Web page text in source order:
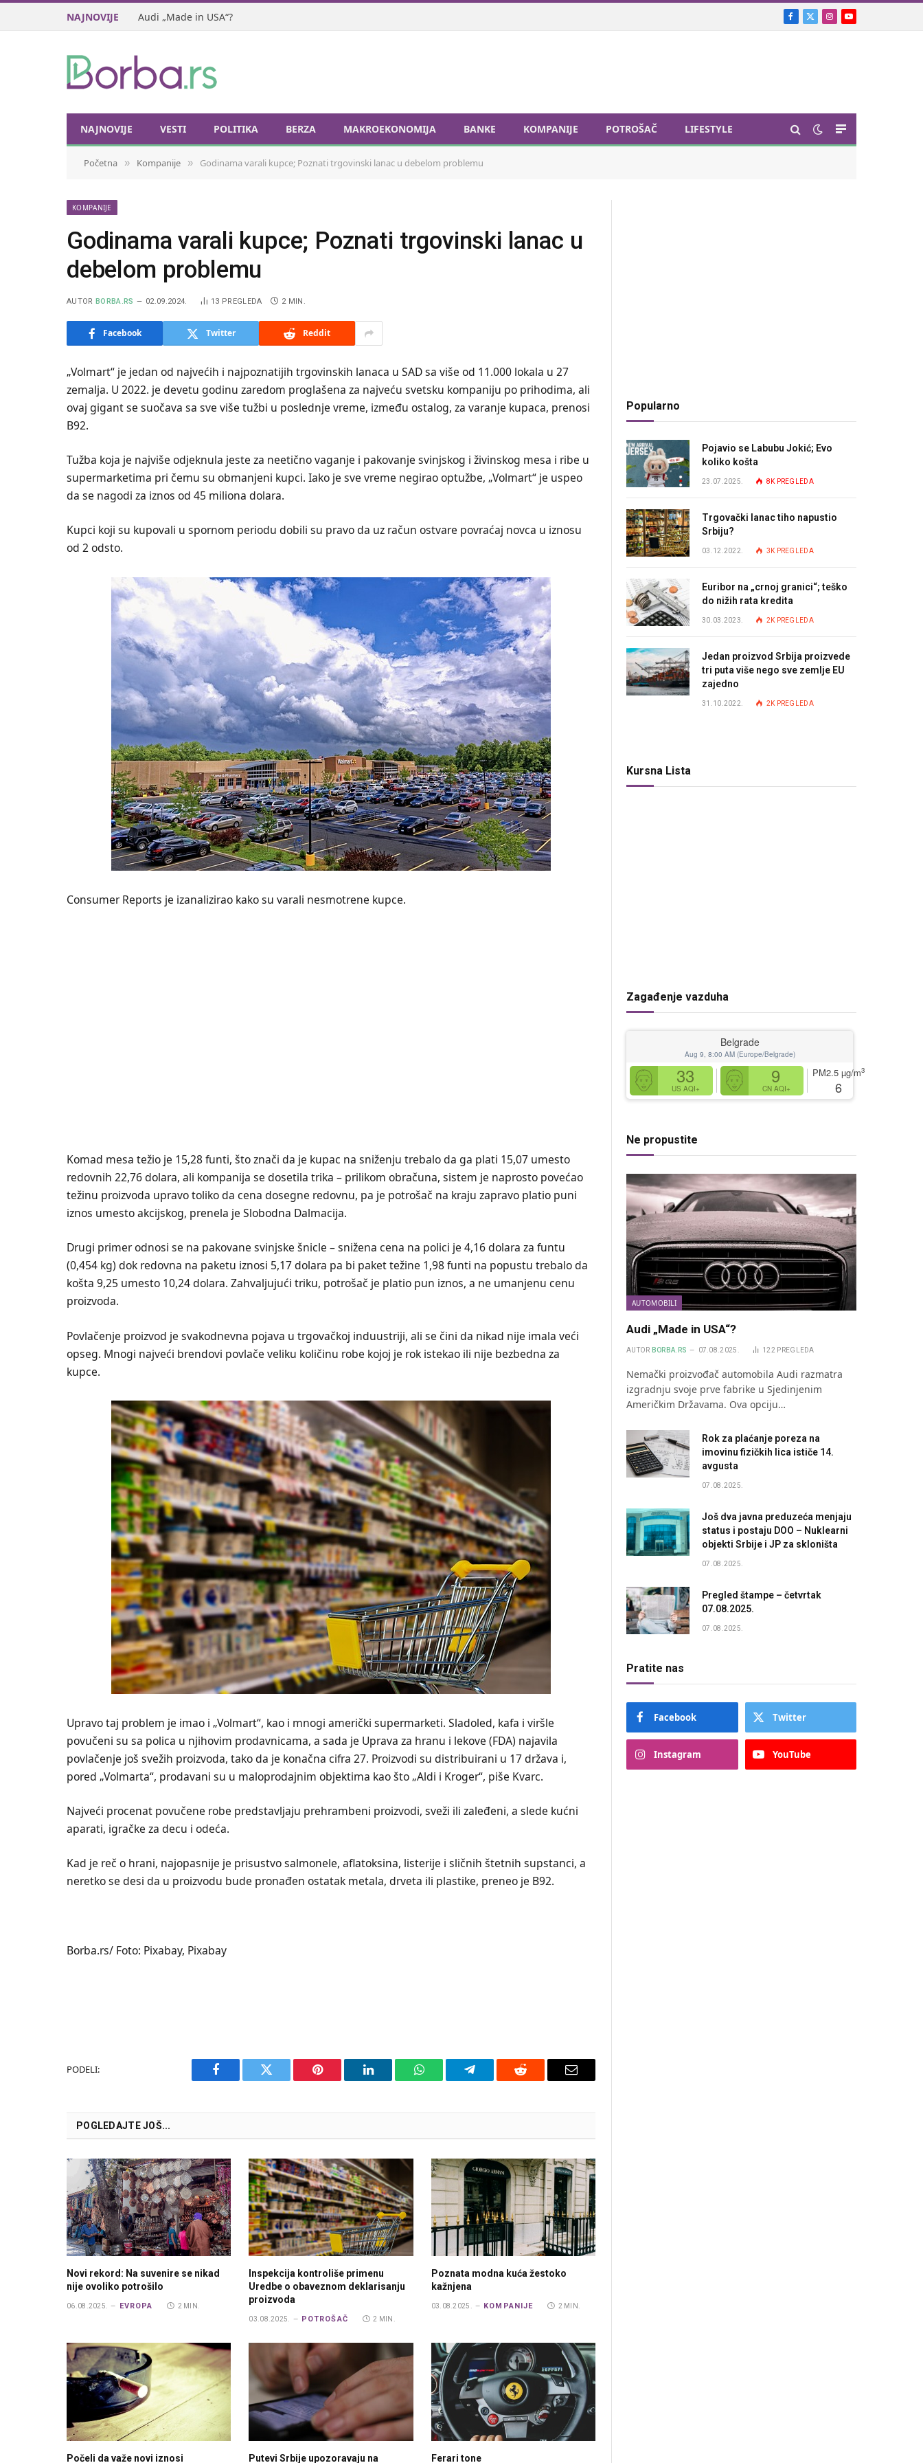
NAJNOVIJE Audi „Made in USA“? Facebook
X
Instagram
YouTube
NAJNOVIJE VESTI POLITIKA BERZA MAKROEKONOMIJA BANKE KOMPANIJE POTROŠAČ LIFESTYLE
Početna » Kompanije » Godinama varali kupce; Poznati trgovinski lanac u debelom problemu
KOMPANIJE
Godinama varali kupce; Poznati trgovinski lanac u
debelom problemu
AUTOR BORBA.RS 02.09.2024. 13 PREGLEDA 2 MIN.
Facebook Twitter Reddit
„Volmart“ je jedan od najvećih i najpoznatijih trgovinskih lanaca u SAD sa više od 11.000 lokala u 27
zemalja. U 2022. je devetu godinu zaredom proglašena za najveću svetsku kompaniju po prihodima, ali
ovaj gigant se suočava sa sve više tužbi u poslednje vreme, između ostalog, za varanje kupaca, prenosi
B92.
Tužba koja je najviše odjeknula jeste za neetično vaganje i pakovanje svinjskog i živinskog mesa i ribe u
supermarketima pri čemu su obmanjeni kupci. Iako je sve vreme negirao optužbe, „Volmart“ je uspeo
da se nagodi za iznos od 45 miliona dolara.
Kupci koji su kupovali u spornom periodu dobili su pravo da uz račun ostvare povraćaj novca u iznosu
od 2 odsto.
Consumer Reports je izanalizirao kako su varali nesmotrene kupce.
Komad mesa težio je 15,28 funti, što znači da je kupac na sniženju trebalo da ga plati 15,07 umesto
redovnih 22,76 dolara, ali kompanija se dosetila trika – prilikom obračuna, sistem je naprosto povećao
težinu proizvoda upravo toliko da cena dosegne redovnu, pa je potrošač na kraju zapravo platio puni
iznos umesto akcijskog, prenela je Slobodna Dalmacija.
Drugi primer odnosi se na pakovane svinjske šnicle – snižena cena na polici je 4,16 dolara za funtu
(0,454 kg) dok redovna na paketu iznosi 5,17 dolara pa bi paket težine 1,98 funti na popustu trebalo da
košta 9,25 umesto 10,24 dolara. Zahvaljujući triku, potrošač je platio pun iznos, a ne umanjenu cenu
proizvoda.
Povlačenje proizvod je svakodnevna pojava u trgovačkoj induustriji, ali se čini da nikad nije imala veći
opseg. Mnogi najveći brendovi povlače veliku količinu robe kojoj je rok istekao ili nije bezbedna za
kupce.
Upravo taj problem je imao i „Volmart“, kao i mnogi američki supermarketi. Sladoled, kafa i viršle
povučeni su sa polica u njihovim prodavnicama, a sada je Uprava za hranu i lekove (FDA) najavila
povlačenje još svežih proizvoda, tako da je konačna cifra 27. Proizvodi su distribuirani u 17 država i,
pored „Volmarta“, prodavani su u maloprodajnim objektima kao što „Aldi i Kroger“, piše Kvarc.
Najveći procenat povučene robe predstavljaju prehrambeni proizvodi, sveži ili zaleđeni, a slede kućni
aparati, igračke za decu i odeća.
Kad je reč o hrani, najopasnije je prisustvo salmonele, aflatoksina, listerije i sličnih štetnih supstanci, a
neretko se desi da u proizvodu bude pronađen ostatak metala, drveta ili plastike, preneo je B92.
Borba.rs/ Foto: Pixabay, Pixabay
PODELI:
Facebook Twitter Pinterest LinkedIn WhatsAppTelegram Reddit Email
POGLEDAJTE JOŠ...
Novi rekord: Na suvenire se nikad
nije ovoliko potrošilo
06.08.2025. EVROPA 2 MIN.
Inspekcija kontroliše primenu
Uredbe o obaveznom deklarisanju
proizvoda
03.08.2025. POTROŠAČ 2 MIN.
Poznata modna kuća žestoko
kažnjena
03.08.2025. KOMPANIJE 2 MIN.
Počeli da važe novi iznosi Putevi Srbije upozoravaju na Ferari tone
Popularno
Pojavio se Labubu Jokić; Evo
koliko košta
23.07.2025. 8K PREGLEDA
Trgovački lanac tiho napustio
Srbiju?
03.12.2022. 3K PREGLEDA
Euribor na „crnoj granici“; teško
do nižih rata kredita
30.03.2023. 2K PREGLEDA
Jedan proizvod Srbija proizvede
tri puta više nego sve zemlje EU
zajedno
31.10.2022. 2K PREGLEDA
Kursna Lista
Zagađenje vazduha
Belgrade
Aug 9, 8:00 AM (Europe/Belgrade)
33
US AQI+
9
CN AQI+
PM2.5 µg/m3
6
Ne propustite
AUTOMOBILI
Audi „Made in USA“?
AUTOR BORBA.RS 07.08.2025. 122 PREGLEDA
Nemački proizvođač automobila Audi razmatra
izgradnju svoje prve fabrike u Sjedinjenim
Američkim Državama. Ova opciju…
Rok za plaćanje poreza na
imovinu fizičkih lica ističe 14.
avgusta
07.08.2025.
Još dva javna preduzeća menjaju
status i postaju DOO – Nuklearni
objekti Srbije i JP za skloništa
07.08.2025.
Pregled štampe – četvrtak
07.08.2025.
07.08.2025.
Pratite nas
Facebook Twitter
Instagram YouTube